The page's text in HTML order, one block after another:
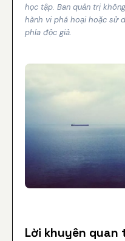
học tập. Ban quản trị
hành vi phá hoại hoặc sử
phía độc giả.
Lời khuyên